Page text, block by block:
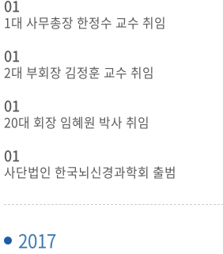
01
1대 사무총장 한정수 교수 취임
01
2대 부회장 김정훈 교수 취임
01
20대 회장 임혜원 박사 취임
01
사단법인 한국뇌신경과학회 출범
2017